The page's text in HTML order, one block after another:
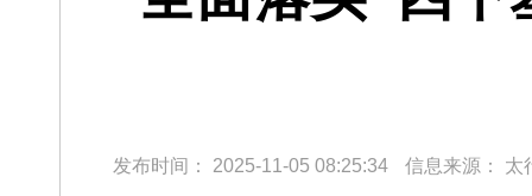
发布时间： 2025-11-05 08:25:34 信息来源： 太